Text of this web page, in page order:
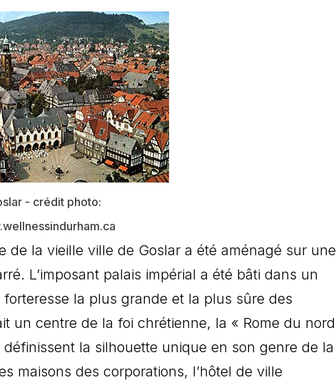
- crédit photo:
de la vieille ville de Goslar a été aménagé sur une
L’imposant palais impérial a été bâti dans un
la plus grande et la plus sûre des
un centre de la foi chrétienne, la « Rome du nord
la silhouette unique en son genre de la
maisons des corporations, l’hôtel de ville